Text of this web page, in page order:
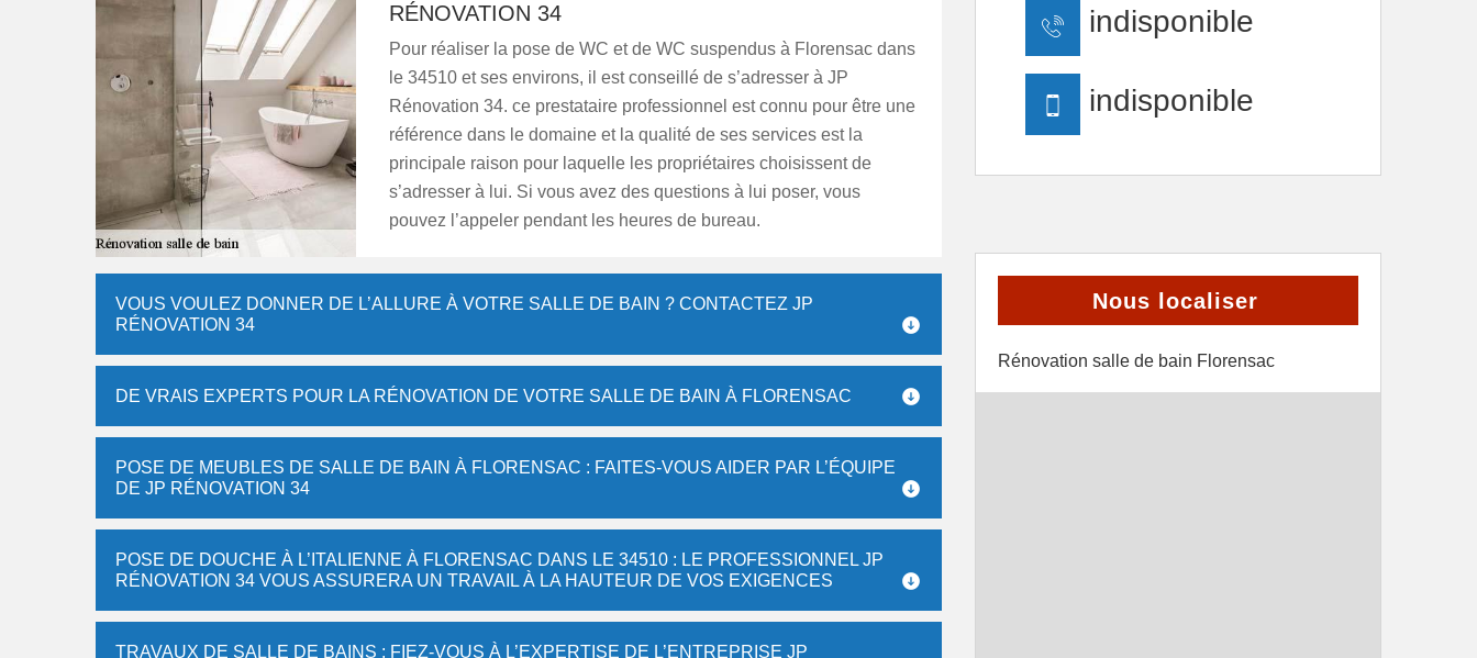
RÉNOVATION 34
Pour réaliser la pose de WC et de WC suspendus à Florensac dans
le 34510 et ses environs, il est conseillé de s’adresser à JP
Rénovation 34. ce prestataire professionnel est connu pour être une
référence dans le domaine et la qualité de ses services est la
principale raison pour laquelle les propriétaires choisissent de
s’adresser à lui. Si vous avez des questions à lui poser, vous
pouvez l’appeler pendant les heures de bureau.
VOUS VOULEZ DONNER DE L’ALLURE À VOTRE SALLE DE BAIN ? CONTACTEZ JP
RÉNOVATION 34
DE VRAIS EXPERTS POUR LA RÉNOVATION DE VOTRE SALLE DE BAIN À FLORENSAC
POSE DE MEUBLES DE SALLE DE BAIN À FLORENSAC : FAITES-VOUS AIDER PAR L’ÉQUIPE
DE JP RÉNOVATION 34
POSE DE DOUCHE À L’ITALIENNE À FLORENSAC DANS LE 34510 : LE PROFESSIONNEL JP
RÉNOVATION 34 VOUS ASSURERA UN TRAVAIL À LA HAUTEUR DE VOS EXIGENCES
TRAVAUX DE SALLE DE BAINS : FIEZ-VOUS À L’EXPERTISE DE L’ENTREPRISE JP
indisponible
indisponible
Nous localiser
Rénovation salle de bain Florensac